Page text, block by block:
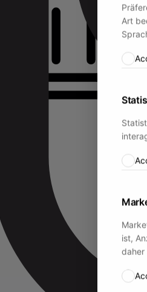
Art
ist,
daher